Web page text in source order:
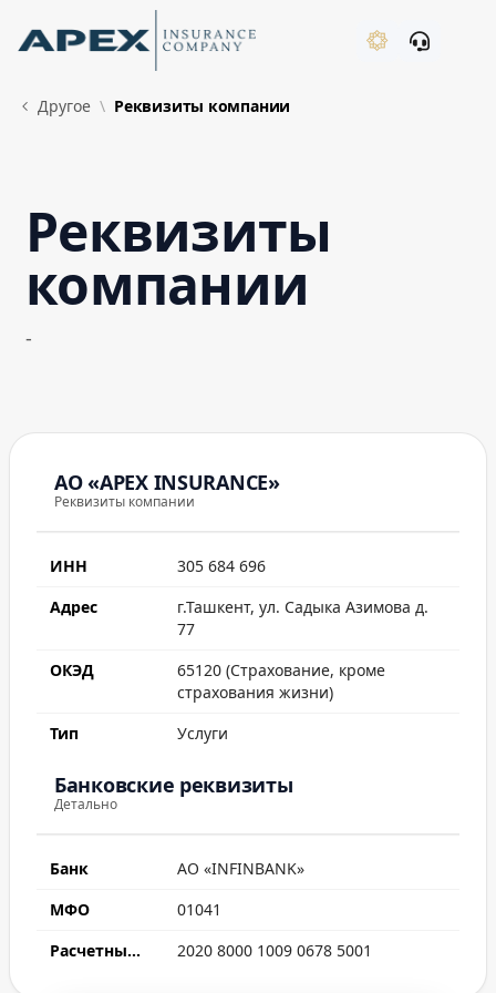
Skip to Main Content
Другое Реквизиты компании
Реквизиты
компании
-
АО «APEX INSURANCE»
Реквизиты компании
ИНН
305 684 696
Адрес
г.Ташкент, ул. Садыка Азимова д.
77
ОКЭД
65120 (Страхование, кроме
страхования жизни)
Тип
Услуги
Банковские реквизиты
Детально
Банк
АО «INFINBANK»
МФО
01041
Расчетный счет
2020 8000 1009 0678 5001
New
What's New